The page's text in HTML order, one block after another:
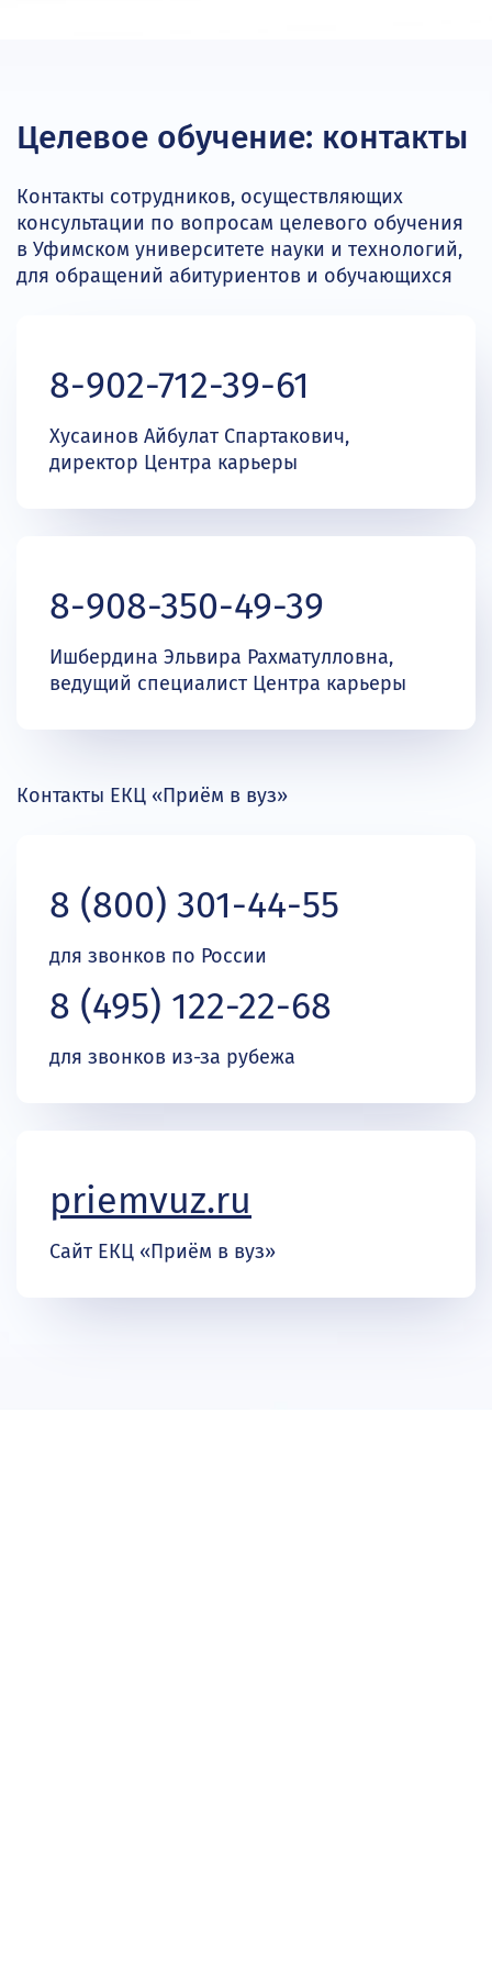
Целевое обучение: контакты
Контакты сотрудников, осуществляющих
консультации по вопросам целевого обучения
в Уфимском университете науки и технологий,
для обращений абитуриентов и обучающихся
8-902-712-39-61
Хусаинов Айбулат Спартакович,
директор Центра карьеры
8-908-350-49-39
Ишбердина Эльвира Рахматулловна,
ведущий специалист Центра карьеры
Контакты ЕКЦ «Приём в вуз»
8 (800) 301-44-55
для звонков по России
8 (495) 122-22-68
для звонков из-за рубежа
priemvuz.ru
Сайт ЕКЦ «Приём в вуз»